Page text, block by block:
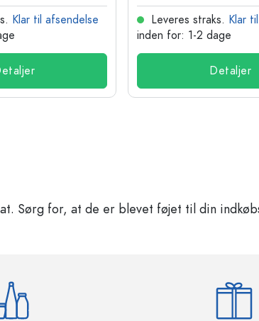
Klar til afsendelse
Leveres straks. Klar
inden for: 1-2 dage
Detaljer
Sørg for, at de er blevet føjet til din